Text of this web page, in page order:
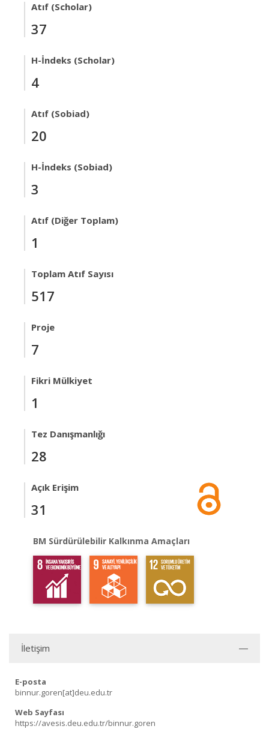
Atıf (Scholar)
37
H-İndeks (Scholar)
4
Atıf (Sobiad)
20
H-İndeks (Sobiad)
3
Atıf (Diğer Toplam)
1
Toplam Atıf Sayısı
517
Proje
7
Fikri Mülkiyet
1
Tez Danışmanlığı
28
Açık Erişim
31
BM Sürdürülebilir Kalkınma Amaçları
İletişim
E-posta
binnur.goren[at]deu.edu.tr
Web Sayfası
https://avesis.deu.edu.tr/binnur.goren